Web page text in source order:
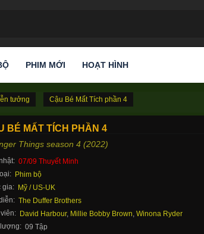
PHIM MỚI HOẠT HÌNH
tưởng Cậu Bé Mất Tích phần 4
BÉ MẤT TÍCH PHẦN 4
Things season 4 (2022)
07/09 Thuyết Minh
Phim bộ
gia: Mỹ / US-UK
The Duffer Brothers
David Harbour, Millie Bobby Brown,Winona Ryder
09 Tập